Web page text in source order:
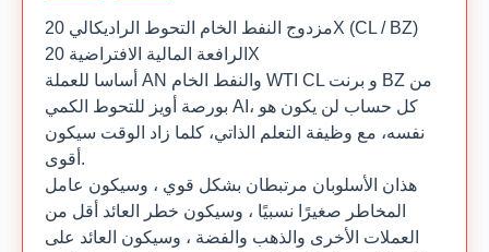
مزدوج النفط الخام التحوط الراديكالي 20X (CL / BZ)
الرافعة المالية الافتراضية 20X
أساسا للعملة AN والنفط الخام WTI CL و برنت BZ من
بورصة أويز للتحوط الكمي AI، كل حساب لن يكون هو
نفسه، مع وظيفة التعلم الذاتي، كلما زاد الوقت سيكون
أقوى.
هذان الأسلوبان مرتبطان بشكل قوي ، وسيكون عامل
المخاطر صغيرًا نسبيًا ، وسيكون خطر العائد أقل من
العملات الأخرى والذهب والفضة ، وسيكون العائد على